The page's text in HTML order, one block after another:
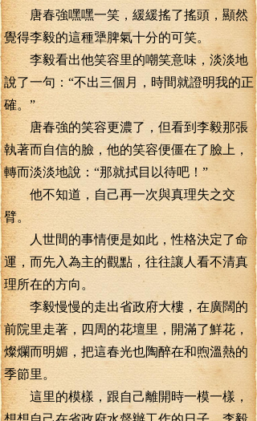
唐春強嘿嘿一笑，緩緩搖了搖頭，顯然
覺得李毅的這種犟脾氣十分的可笑。
李毅看出他笑容里的嘲笑意味，淡淡地
說了一句：“不出三個月，時間就證明我的正
確。”
唐春強的笑容更濃了，但看到李毅那張
執著而自信的臉，他的笑容便僵在了臉上，
轉而淡淡地說：“那就拭目以待吧！”
他不知道，自己再一次與真理失之交
臂。
人世間的事情便是如此，性格決定了命
運，而先入為主的觀點，往往讓人看不清真
理所在的方向。
李毅慢慢的走出省政府大樓，在廣闊的
前院里走著，四周的花壇里，開滿了鮮花，
燦爛而明媚，把這春光也陶醉在和煦溫熱的
季節里。
這里的模樣，跟自己離開時一模一樣，